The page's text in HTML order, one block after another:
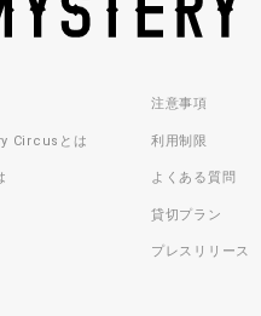
Circusとは
注意事項
利用制限
よくある質問
貸切プラン
プレスリリース